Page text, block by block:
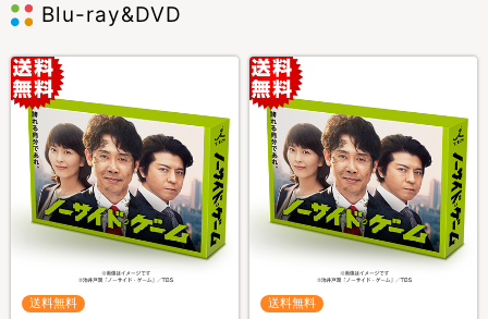
Blu-ray&DVD
送料無料 送料無料